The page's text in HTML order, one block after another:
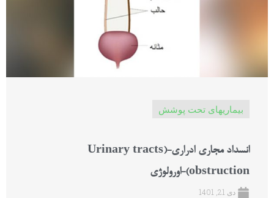
بیماریهای تحت پوشش
انسداد مجاری ادراری-(Urinary tracts
obstruction)-اورولوژی
دی 21, 1401